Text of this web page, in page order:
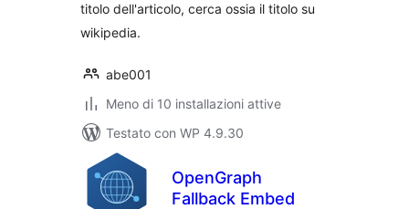
titolo dell'articolo, cerca ossia il titolo su
wikipedia.
abe001
Meno di 10 installazioni attive
Testato con WP 4.9.30
OpenGraph
Fallback Embed